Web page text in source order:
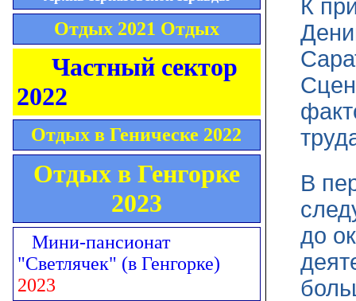
Отдых 2021 Отдых
Частный сектор
2022
Отдых в Геническе 2022
Отдых в Генгорке
2023
Мини-пансионат
"Светлячек" (в Генгорке)
2023
К
В
до